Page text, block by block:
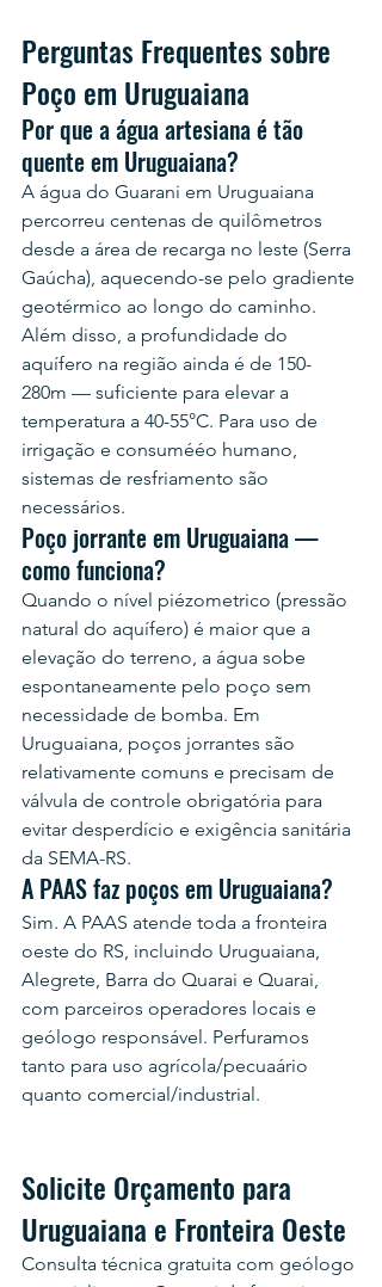
Perguntas Frequentes sobre
Poço em Uruguaiana
Por que a água artesiana é tão
quente em Uruguaiana?
A água do Guarani em Uruguaiana
percorreu centenas de quilômetros
desde a área de recarga no leste (Serra
Gaúcha), aquecendo-se pelo gradiente
geotérmico ao longo do caminho.
Além disso, a profundidade do
aquífero na região ainda é de 150-
280m — suficiente para elevar a
temperatura a 40-55°C. Para uso de
irrigação e consumééo humano,
sistemas de resfriamento são
necessários.
Poço jorrante em Uruguaiana —
como funciona?
Quando o nível piézometrico (pressão
natural do aquífero) é maior que a
elevação do terreno, a água sobe
espontaneamente pelo poço sem
necessidade de bomba. Em
Uruguaiana, poços jorrantes são
relativamente comuns e precisam de
válvula de controle obrigatória para
evitar desperdício e exigência sanitária
da SEMA-RS.
A PAAS faz poços em Uruguaiana?
Sim. A PAAS atende toda a fronteira
oeste do RS, incluindo Uruguaiana,
Alegrete, Barra do Quarai e Quarai,
com parceiros operadores locais e
geólogo responsável. Perfuramos
tanto para uso agrícola/pecuaário
quanto comercial/industrial.
Solicite Orçamento para
Uruguaiana e Fronteira Oeste
Consulta técnica gratuita com geólogo